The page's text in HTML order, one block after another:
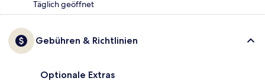
Täglich geöffnet
Gebühren & Richtlinien
Optionale Extras